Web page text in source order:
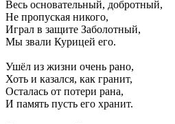
Весь основательный, добротный,
Не пропуская никого,
Играл в защите Заболотный,
Мы звали Курицей его.
Ушёл из жизни очень рано,
Хоть и казался, как гранит,
Осталась от потери рана,
И память пусть его хранит.